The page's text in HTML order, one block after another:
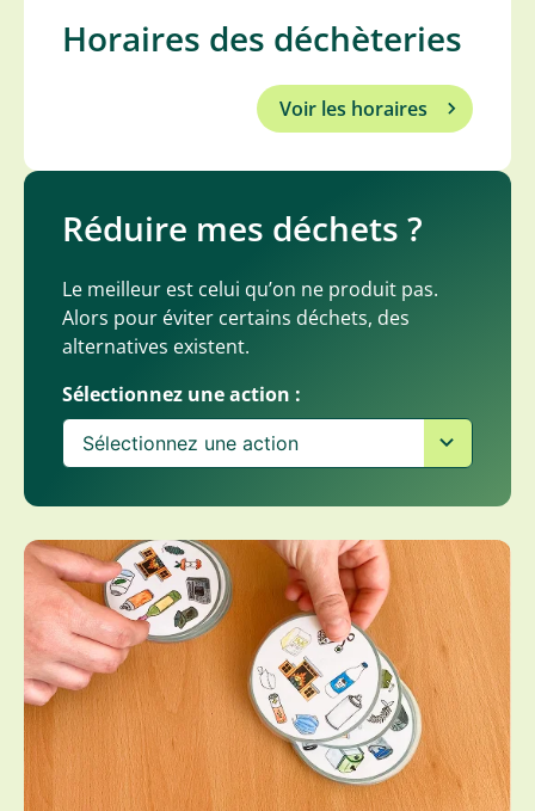
Horaires des déchèteries
Voir les horaires
Réduire mes déchets ?
Le meilleur est celui qu’on ne produit pas.
Alors pour éviter certains déchets, des
alternatives existent.
Sélectionnez une action :